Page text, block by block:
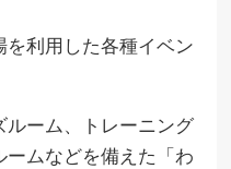
利用した各種イベン
ーム、トレーニング
ムなどを備えた「わ